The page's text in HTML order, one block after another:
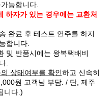
능합니다.
하자가 있는 경우에는 교환처
완료 후 테스트 연주를 하지
합니다.
및 반품시에는 왕복택배비
.
상태여부를 확인하고 신속히
원 고객님 부담. / 단, 제주
니다.)